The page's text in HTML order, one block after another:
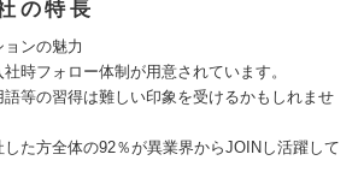
の特長
ンの魅力
時フォロー体制が用意されています。
等の習得は難しい印象を受けるかもしれませ
た方全体の92％が異業界からJOINし活躍して